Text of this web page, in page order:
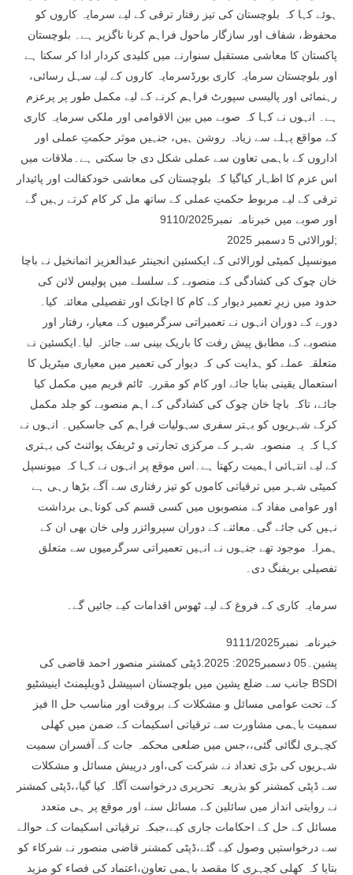
ہوئے کہا کہ بلوچستان کی تیز رفتار ترقی کے لیے سرمایہ کاروں کو
محفوظ، شفاف اور سازگار ماحول فراہم کرنا ناگزیر ہے۔ بلوچستان
پاکستان کا معاشی مستقبل سنوارنے میں کلیدی کردار ادا کر سکتا ہے
اور بلوچستان سرمایہ کاری بورڈسرمایہ کاروں کے لیے سہل رسائی،
رہنمائی اور پالیسی سپورٹ فراہم کرنے کے لیے مکمل طور پر پرعزم
ہے۔ انہوں نے کہا کہ صوبے میں بین الاقوامی اور ملکی سرمایہ کاری
کے مواقع پہلے سے زیادہ روشن ہیں، جنہیں موثر حکمتِ عملی اور
اداروں کے باہمی تعاون سے عملی شکل دی جا سکتی ہے۔ملاقات میں
اس عزم کا اظہار کیاگیا کہ بلوچستان کی معاشی خودکفالت اور پائیدار
ترقی کے لیے مربوط حکمتِ عملی کے ساتھ مل کر کام کرتے رہیں گے
اور صوبے میں خبرنامہ نمبر9110/2025
لورالائی 5 دسمبر 2025;
میونسپل کمیٹی لورالائی کے ایکسئین انجینئر عبدالعزیز اتمانخیل نے باچا
خان چوک کی کشادگی کے منصوبے کے سلسلے میں پولیس لائن کی
حدود میں زیرِ تعمیر دیوار کے کام کا اچانک اور تفصیلی معائنہ کیا۔
دورے کے دوران انہوں نے تعمیراتی سرگرمیوں کے معیار، رفتار اور
منصوبے کے مطابق پیش رفت کا باریک بینی سے جائزہ لیا۔ایکسئین نے
متعلقہ عملے کو ہدایت کی کہ دیوار کی تعمیر میں معیاری میٹریل کا
استعمال یقینی بنایا جائے اور کام کو مقررہ ٹائم فریم میں مکمل کیا
جائے، تاکہ باچا خان چوک کی کشادگی کے اہم منصوبے کو جلد مکمل
کرکے شہریوں کو بہتر سفری سہولیات فراہم کی جاسکیں۔ انہوں نے
کہا کہ یہ منصوبہ شہر کے مرکزی تجارتی و ٹریفک پوائنٹ کی بہتری
کے لیے انتہائی اہمیت رکھتا ہے۔اس موقع پر انہوں نے کہا کہ میونسپل
کمیٹی شہر میں ترقیاتی کاموں کو تیز رفتاری سے آگے بڑھا رہی ہے
اور عوامی مفاد کے منصوبوں میں کسی قسم کی کوتاہی برداشت
نہیں کی جائے گی۔معائنے کے دوران سپروائزر ولی خان بھی ان کے
ہمراہ موجود تھے جنہوں نے انہیں تعمیراتی سرگرمیوں سے متعلق
تفصیلی بریفنگ دی۔
سرمایہ کاری کے فروغ کے لیے ٹھوس اقدامات کیے جائیں گے۔
خبرنامہ نمبر9111/2025
پشین۔05 دسمبر2025: 2025.ڈپٹی کمشنر منصور احمد قاضی کی
جانب سے ضلع پشین میں بلوچستان اسپیشل ڈویلپمنٹ اینیشٹیو BSDI
فیز II کے تحت عوامی مسائل و مشکلات کے بروقت اور مناسب حل
سمیت باہمی مشاورت سے ترقیاتی اسکیمات کے ضمن میں کھلی
کچہری لگائی گئی،،جس میں ضلعی محکمہ جات کے آفسران سمیت
شہریوں کی بڑی تعداد نے شرکت کی،اور درپیش مسائل و مشکلات
سے ڈپٹی کمشنر کو بذریعہ تحریری درخواست آگاہ کیا گیا،،ڈپٹی کمشنر
نے روایتی انداز میں سائلین کے مسائل سنے اور موقع پر ہی متعدد
مسائل کے حل کے احکامات جاری کیے،جبکہ ترقیاتی اسکیمات کے حوالے
سے درخواستیں وصول کیے گئے،ڈپٹی کمشنر قاضی منصور نے شرکاء کو
بتایا کہ کھلی کچہری کا مقصد باہمی تعاون،اعتماد کی فصاء کو مزید